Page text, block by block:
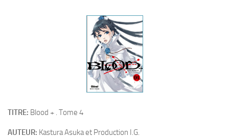
TITRE: Blood + . Tome 4
AUTEUR: Kastura Asuka et Production I.G.